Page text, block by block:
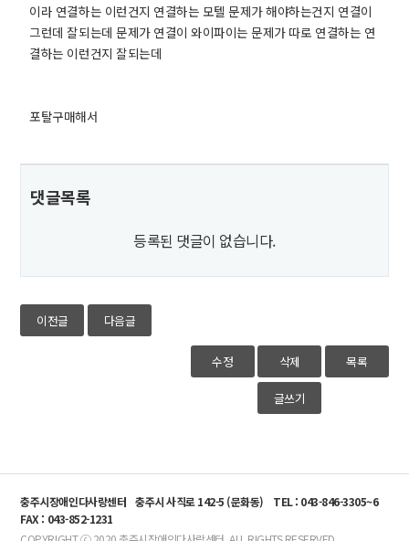
이라 연결하는 이런건지 연결하는 모텔 문제가 해야하는건지 연결이
그런데 잘되는데 문제가 연결이 와이파이는 문제가 따로 연결하는 연
결하는 이런건지 잘되는데
포탈구매해서
댓글목록
등록된 댓글이 없습니다.
이전글 다음글
수정 삭제 목록
글쓰기
충주시장애인다사랑센터 충주시 사직로 142-5 (문화동)
TEL : 043-846-3305~6
FAX : 043-852-1231